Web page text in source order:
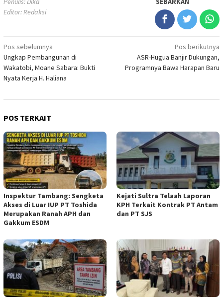
Editor: Redaksi
Navigasi
pos
Pos sebelumnya
Ungkap Pembangunan di
Wakatobi, Moane Sabara: Bukti
Nyata Kerja H. Haliana
Pos berikutnya
ASR-Hugua Banjir Dukungan,
Programnya Bawa Harapan Baru
POS TERKAIT
Inspektur Tambang: Sengketa
Akses di Luar IUP PT Toshida
Merupakan Ranah APH dan
Gakkum ESDM
Kejati Sultra Telaah Laporan
KPH Terkait Kontrak PT Antam
dan PT SJS